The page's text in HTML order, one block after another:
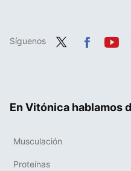
Síguenos
En Vitónica hablamos
Musculación
Proteínas